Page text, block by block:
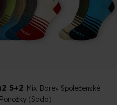
5+2 Mix Barev Společenské
(Sada)